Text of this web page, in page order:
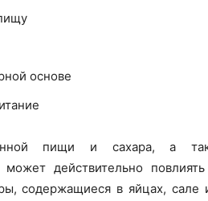
основе
пищи и сахара, а
может действительно
содержащиеся в яйцах, сале